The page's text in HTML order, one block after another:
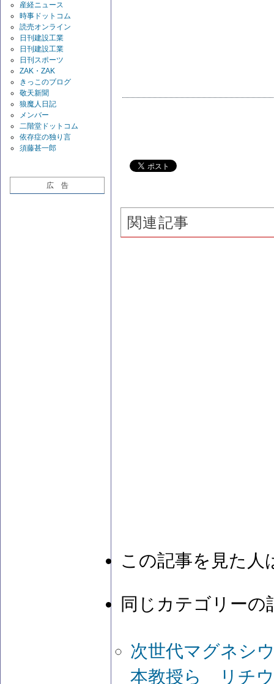
産経ニュース
時事ドットコム
読売オンライン
日刊建設工業
日刊建設工業
日刊スポーツ
ZAK・ZAK
きっこのブログ
敬天新聞
狼魔人日記
メンバー
二階堂ドットコム
依存症の独り言
須藤甚一郎
広 告
関連記事
この記事を見た人
同じカテゴリーの
次世代マグネシ
本教授ら リチ